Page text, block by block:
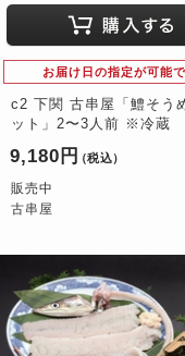
お届け日の指定が可能
c2 下関 古串屋「鱧そう
ット」2〜3人前 ※冷蔵
9,180円 （税込）
販売中
古串屋